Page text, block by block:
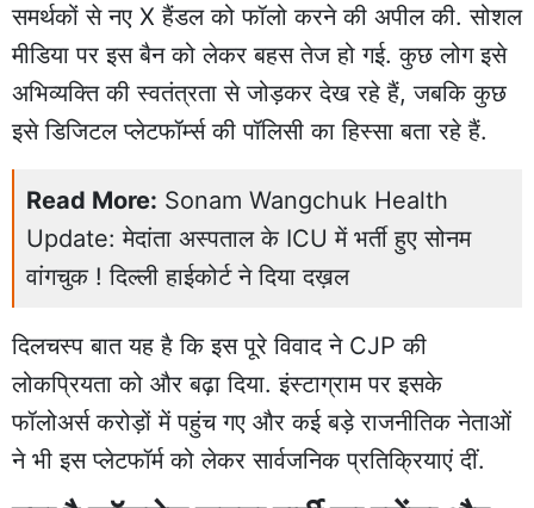
समर्थकों से नए X हैंडल को फॉलो करने की अपील की. सोशल
मीडिया पर इस बैन को लेकर बहस तेज हो गई. कुछ लोग इसे
अभिव्यक्ति की स्वतंत्रता से जोड़कर देख रहे हैं, जबकि कुछ
इसे डिजिटल प्लेटफॉर्म्स की पॉलिसी का हिस्सा बता रहे हैं.
Read More: Sonam Wangchuk Health
Update: मेदांता अस्पताल के ICU में भर्ती हुए सोनम
वांगचुक ! दिल्ली हाईकोर्ट ने दिया दख़ल
दिलचस्प बात यह है कि इस पूरे विवाद ने CJP की
लोकप्रियता को और बढ़ा दिया. इंस्टाग्राम पर इसके
फॉलोअर्स करोड़ों में पहुंच गए और कई बड़े राजनीतिक नेताओं
ने भी इस प्लेटफॉर्म को लेकर सार्वजनिक प्रतिक्रियाएं दीं.